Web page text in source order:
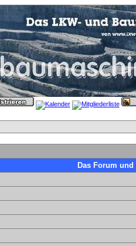
Das Forum